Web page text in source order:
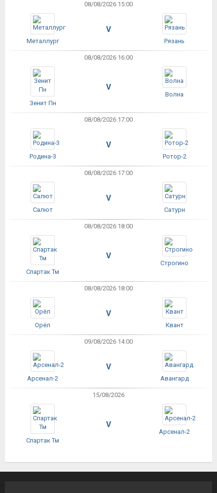
08/08/2026 15:00
Металлург
V
Рязань
08/08/2026 16:00
Зенит Пн
V
Волна
08/08/2026 17:00
Родина-3
V
Ротор-2
08/08/2026 17:00
Салют
V
Сатурн
08/08/2026 18:00
Спартак Тм
V
Строгино
08/08/2026 18:00
Орёл
V
Квант
09/08/2026 14:00
Арсенал-2
V
Авангард
15/08/2026
Спартак Тм
V
Арсенал-2